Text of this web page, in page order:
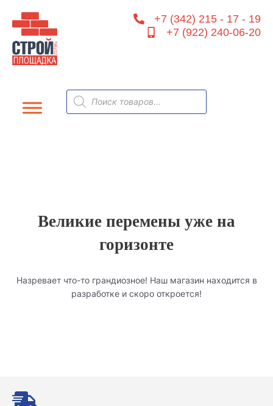
содержимому
+7 (342) 215 - 17 - 19
+7 (922) 240-06-20
Поиск
товаров
Великие перемены уже на
горизонте
Назревает что-то грандиозное! Наш магазин находится в
разработке и скоро откроется!